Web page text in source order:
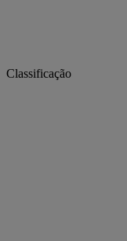
Classificação